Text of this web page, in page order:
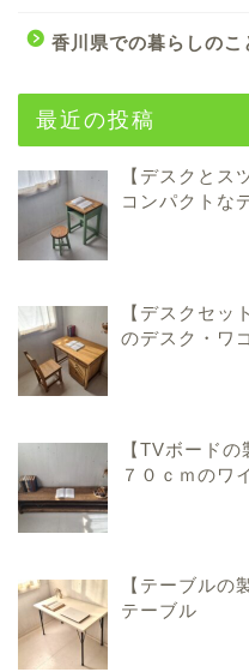
香川県での暮らしのこ
最近の投稿
【デスクとス
コンパクトな
【デスクセッ
のデスク・ワ
【TVボード
７０ｃｍのワ
【テーブルの
テーブル